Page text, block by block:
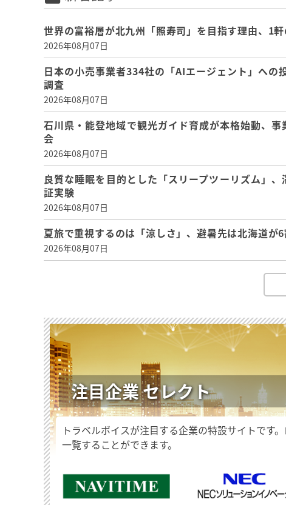
世界の富裕層が北九州「照寿司」を目指す理由、1
2026年08月07日
日本の小売事業者334社の「AIエージェント」へ
調査
2026年08月07日
石川県・能登地域で観光ガイド育成が本格始動、
会
2026年08月07日
良質な睡眠を目的とした「スリープツーリズム」
証実験
2026年08月07日
夏旅で重視するのは「涼しさ」、避暑先は北海道
2026年08月07日
注目企業 セレクト
トラベルボイスが注目する企業の特設サイトです
一覧することができます。